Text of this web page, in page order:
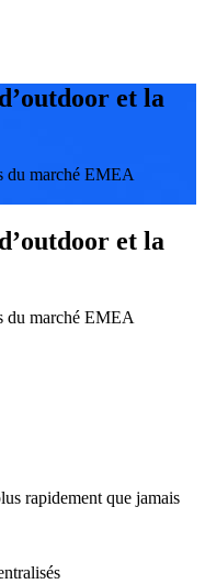
et la
du marché EMEA
et la
du marché EMEA
rapidement que jamais